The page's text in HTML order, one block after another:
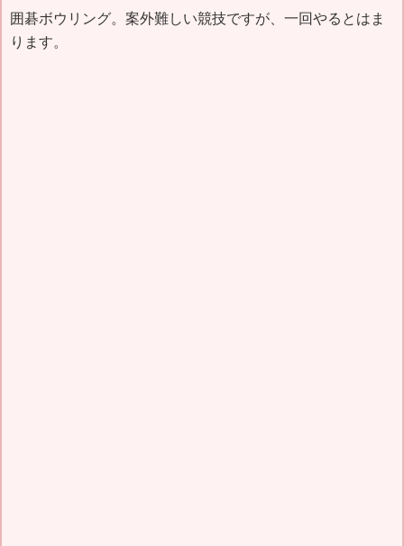
囲碁ボウリング。案外難しい競技ですが、一回やるとはま
ります。